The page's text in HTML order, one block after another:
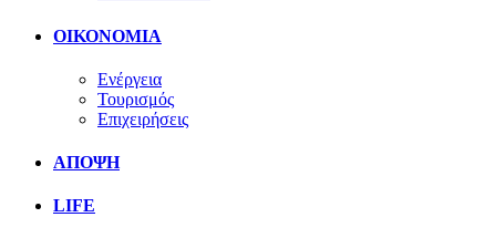
ΟΙΚΟΝΟΜΙΑ
Ενέργεια
Τουρισμός
Επιχειρήσεις
ΑΠΟΨΗ
LIFE